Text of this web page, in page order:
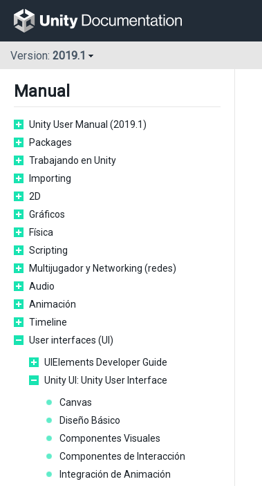
Version: 2019.1
Manual
Unity User Manual (2019.1)
Packages
Trabajando en Unity
Importing
2D
Gráficos
Física
Scripting
Multijugador y Networking (redes)
Audio
Animación
Timeline
User interfaces (UI)
UIElements Developer Guide
Unity UI: Unity User Interface
Canvas
Diseño Básico
Componentes Visuales
Componentes de Interacción
Integración de Animación